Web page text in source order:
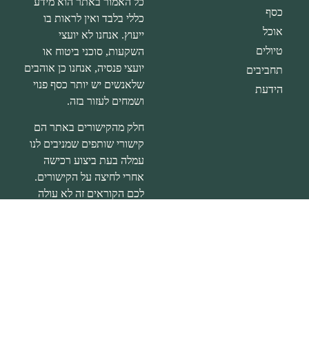
כסף
אוכל
טיולים
תחביבים
הידעת
כללי בלבד ואין לראות בו
ייעוץ. אנחנו לא יועצי
השקעות, סוכני ביטוח או
יועצי פנסיה, אנחנו כן אוהבים
שלאנשים יש יותר כסף פנוי
ושמחים לעזור בזה.
חלק מהקישורים באתר הם
קישורי שותפים שמניבים לנו
עמלה בעת ביצוע רכישה
אחרי לחיצה על הקישורים.
לכם הקוראים זה לא עולה